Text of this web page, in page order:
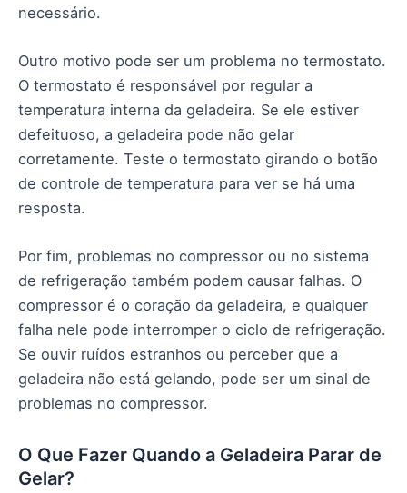
necessário.
Outro motivo pode ser um problema no termostato.
O termostato é responsável por regular a
temperatura interna da geladeira. Se ele estiver
defeituoso, a geladeira pode não gelar
corretamente. Teste o termostato girando o botão
de controle de temperatura para ver se há uma
resposta.
Por fim, problemas no compressor ou no sistema
de refrigeração também podem causar falhas. O
compressor é o coração da geladeira, e qualquer
falha nele pode interromper o ciclo de refrigeração.
Se ouvir ruídos estranhos ou perceber que a
geladeira não está gelando, pode ser um sinal de
problemas no compressor.
O Que Fazer Quando a Geladeira Parar de
Gelar?